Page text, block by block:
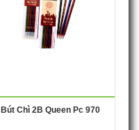
Bút Chì 2B Queen Pc 970